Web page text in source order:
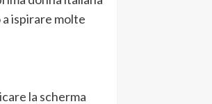
a ispirare molte
la scherma